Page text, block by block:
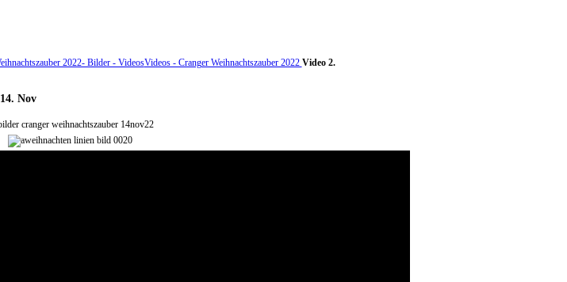
2022- Bilder - VideosVideos - Cranger Weihnachtszauber 2022 Video 2.
Nov